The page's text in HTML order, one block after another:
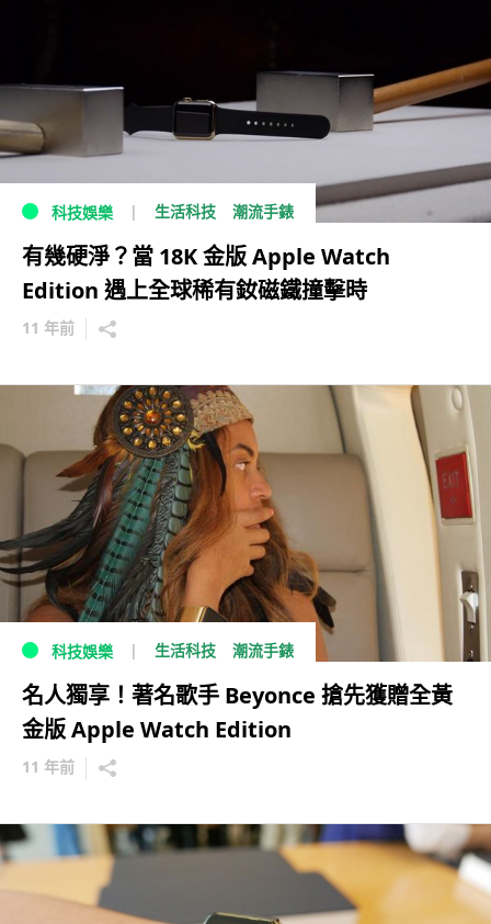
科技娛樂 生活科技 潮流手錶
有幾硬淨？當 18K 金版 Apple Watch
Edition 遇上全球稀有釹磁鐵撞擊時
11 年前
科技娛樂 生活科技 潮流手錶
名人獨享！著名歌手 Beyonce 搶先獲贈全黃
金版 Apple Watch Edition
11 年前